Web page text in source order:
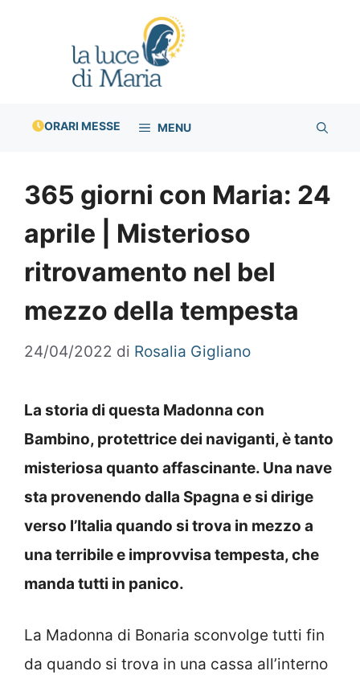
ORARI MESSE MENU
365 giorni con Maria: 24
aprile | Misterioso
ritrovamento nel bel
mezzo della tempesta
24/04/2022 di Rosalia Gigliano
La storia di questa Madonna con
Bambino, protettrice dei naviganti, è tanto
misteriosa quanto affascinante. Una nave
sta provenendo dalla Spagna e si dirige
verso l’Italia quando si trova in mezzo a
una terribile e improvvisa tempesta, che
manda tutti in panico.
La Madonna di Bonaria sconvolge tutti fin
da quando si trova in una cassa all’interno